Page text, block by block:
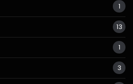
1
13
1
3